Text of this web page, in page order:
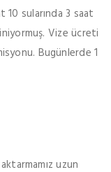
10 sularında 3 saat
Vize ücreti
Bugünlerde 1
uzun